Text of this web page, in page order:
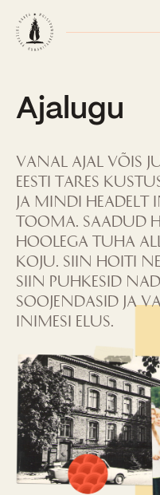
Stuudium
Ajalugu
Vanal ajal võis
Eesti tares
ja mindi
tooma. Saadud
hoolega tuha
koju. Siin hoiti
siin puhkesid
soojendasid ja
inimesi elus.